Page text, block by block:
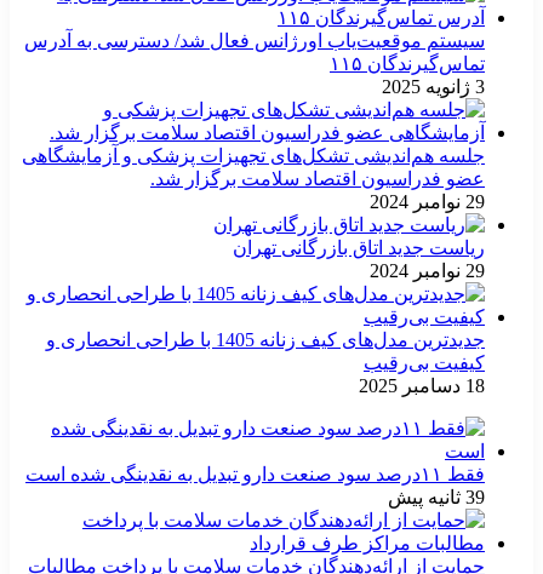
سیستم موقعیت‌یاب اورژانس فعال شد/ دسترسی به آدرس
تماس‌گیرندگان ۱۱۵
3 ژانویه 2025
جلسه هم‌اندیشی تشکل‌های تجهیزات پزشکی و آزمایشگاهی
عضو فدراسیون اقتصاد سلامت برگزار شد.
29 نوامبر 2024
ریاست جدید اتاق بازرگانی تهران
29 نوامبر 2024
جدیدترین مدل‌های کیف زنانه 1405 با طراحی انحصاری و
کیفیت بی‌رقیب
18 دسامبر 2025
فقط ۱۱‌درصد سود صنعت دارو تبدیل به نقدینگی شده است
39 ثانیه پیش
حمایت از ارائه‌دهندگان خدمات سلامت با پرداخت مطالبات